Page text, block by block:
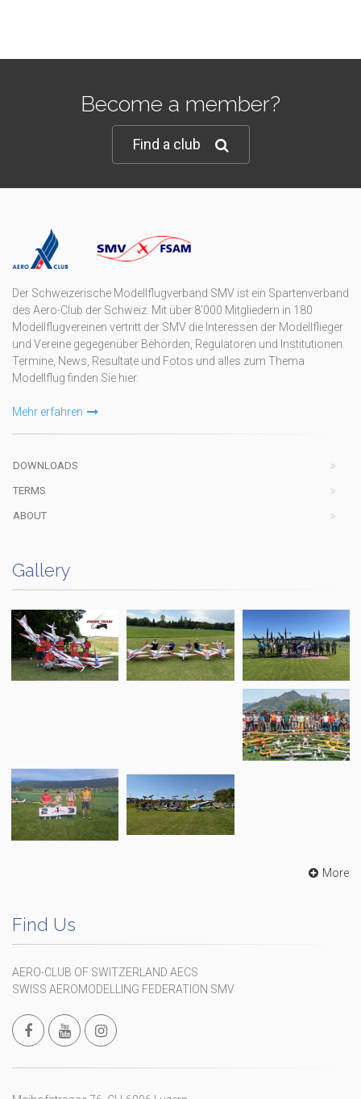
Become a member?
Find a club
Der Schweizerische Modellflugverband SMV ist ein Spartenverband
des Aero-Club der Schweiz. Mit über 8'000 Mitgliedern in 180
Modellflugvereinen vertritt der SMV die Interessen der Modellflieger
und Vereine gegegenüber Behörden, Regulatoren und Institutionen.
Termine, News, Resultate und Fotos und alles zum Thema
Modellflug finden Sie hier.
Mehr erfahren
DOWNLOADS
TERMS
ABOUT
Gallery
More
Find Us
AERO-CLUB OF SWITZERLAND AECS
SWISS AEROMODELLING FEDERATION SMV